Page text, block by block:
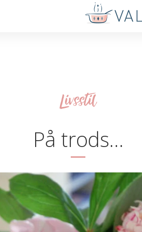
Livsstil
På trods…